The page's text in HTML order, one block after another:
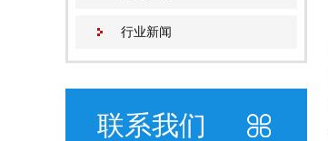
行业新闻
联系我们